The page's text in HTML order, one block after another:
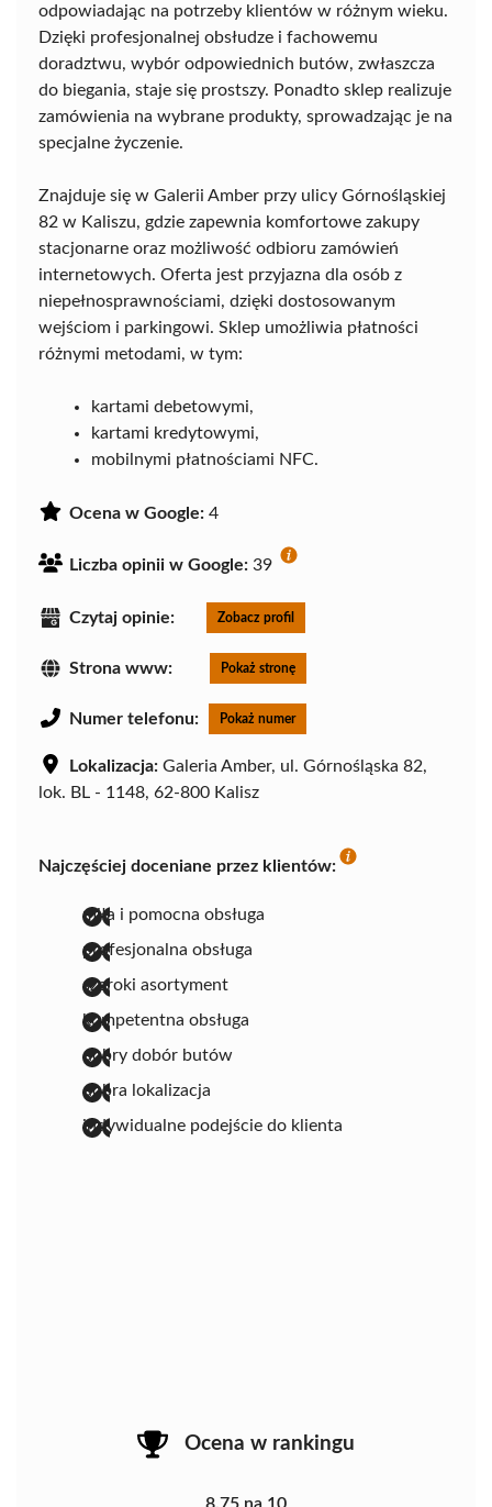
odpowiadając na potrzeby klientów w różnym wieku.
Dzięki profesjonalnej obsłudze i fachowemu
doradztwu, wybór odpowiednich butów, zwłaszcza
do biegania, staje się prostszy. Ponadto sklep realizuje
zamówienia na wybrane produkty, sprowadzając je na
specjalne życzenie.
Znajduje się w Galerii Amber przy ulicy Górnośląskiej
82 w Kaliszu, gdzie zapewnia komfortowe zakupy
stacjonarne oraz możliwość odbioru zamówień
internetowych. Oferta jest przyjazna dla osób z
niepełnosprawnościami, dzięki dostosowanym
wejściom i parkingowi. Sklep umożliwia płatności
różnymi metodami, w tym:
kartami debetowymi,
kartami kredytowymi,
mobilnymi płatnościami NFC.
Ocena w Google: 4
Liczba opinii w Google: 39
Czytaj opinie: Zobacz profil
Strona www: Pokaż stronę
Numer telefonu: Pokaż numer
Lokalizacja: Galeria Amber, ul. Górnośląska 82,
lok. BL - 1148, 62-800 Kalisz
Najczęściej doceniane przez klientów:
miła i pomocna obsługa
profesjonalna obsługa
szeroki asortyment
kompetentna obsługa
dobry dobór butów
dobra lokalizacja
indywidualne podejście do klienta
Ocena w rankingu